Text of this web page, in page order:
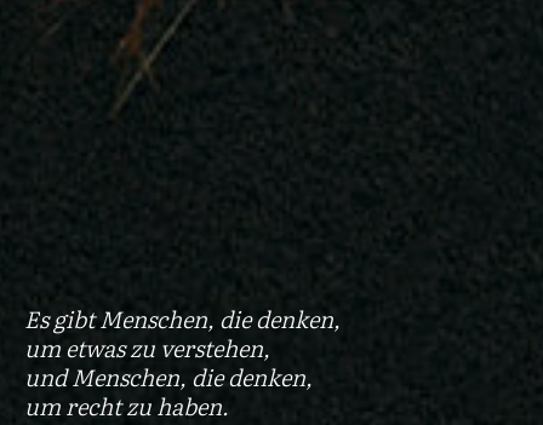
Es gibt Menschen, die denken,
um etwas zu verstehen,
und Menschen, die denken,
um recht zu haben.